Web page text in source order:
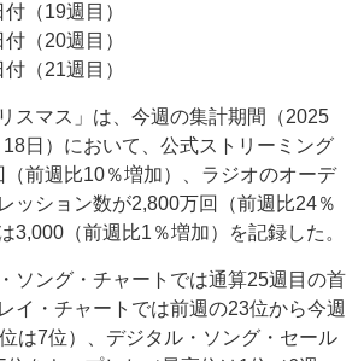
（19週目）
（20週目）
（21週目）
スマス」は、今週の集計期間（2025
日）において、公式ストリーミング
前週比10％増加）、ラジオのオーデ
ッション数が2,800万回（前週比24％
3,000（前週比1％増加）を記録した。
ソング・チャートでは通算25週目の首
イ・チャートでは前週の23位から今週
は7位）、デジタル・ソング・セール